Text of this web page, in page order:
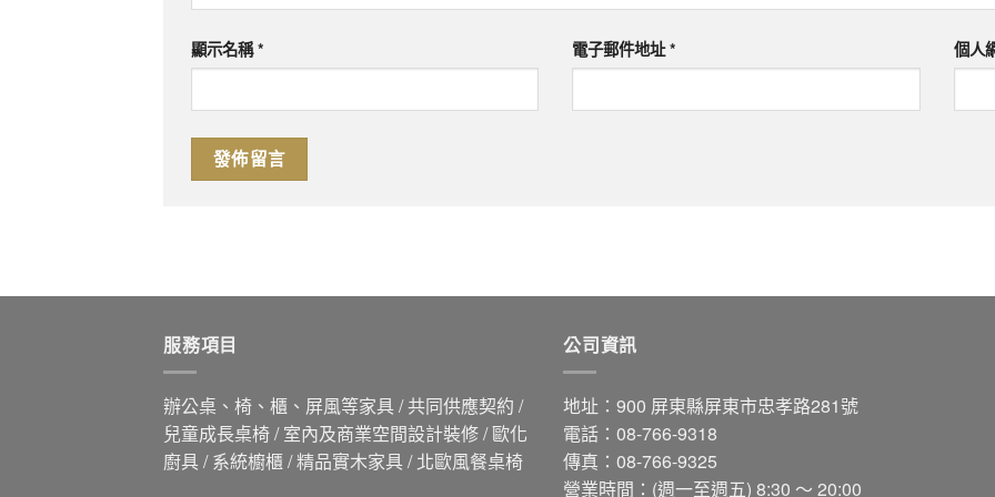
顯示名稱* 電子郵件地址* 個人
服務項目
辦公桌、椅、櫃、屏風等家具 / 共同供應契約 /
兒童成長桌椅 / 室內及商業空間設計裝修 / 歐化
廚具 / 系統櫥櫃 / 精品實木家具 / 北歐風餐桌椅
公司資訊
地址：900 屏東縣屏東市忠孝路281號
電話：08-766-9318
傳真：08-766-9325
營業時間：(週一至週五) 8:30 ～ 20:00